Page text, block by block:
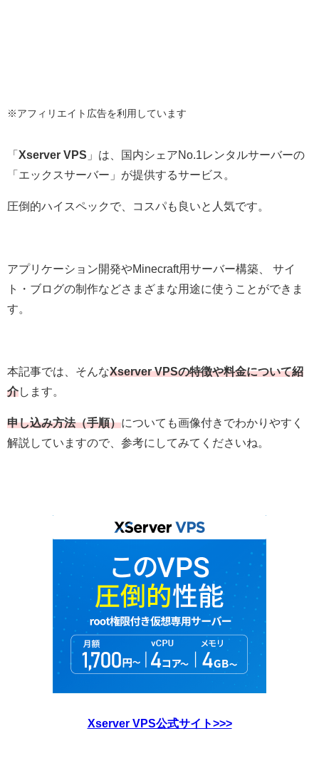
※アフィリエイト広告を利用しています
「 Xserver VPS 」は、
国内シェアNo.1レンタルサーバーの
「 エックスサーバー」が提供するサービス。
圧倒的ハイスペックで、コスパも良いと人気です。
アプリケーション開発やMinecraft用サーバー構築、 サイ
ト・ブログの制作などさまざまな用途に使うことができま
す。
本記事では、そんなXserverVPSの特徴や料金について紹
介します。
申し込み方法（手順）についても画像付きでわかりやすく
解説していますので、参考にしてみてくださいね。
Xserver VPS公式サイト>>>